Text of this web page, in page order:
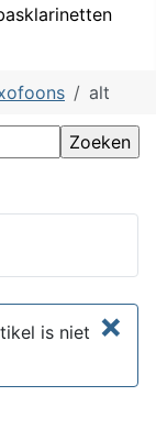
alt
×
is niet